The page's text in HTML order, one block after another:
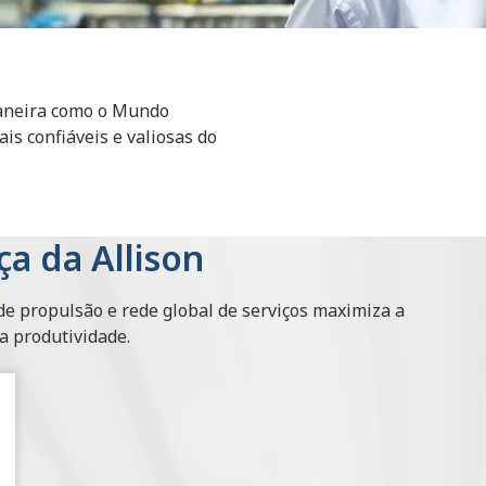
como o Mundo
confiáveis e valiosas do
da Allison
propulsão e rede global de serviços maximiza a
produtividade.